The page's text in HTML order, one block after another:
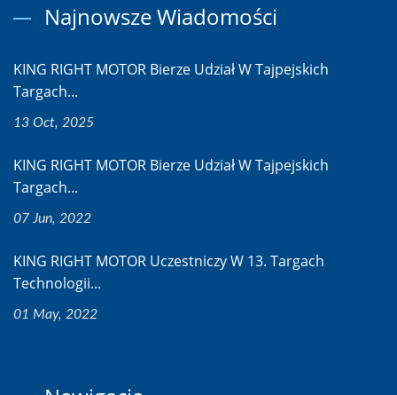
Najnowsze Wiadomości
KING RIGHT MOTOR Bierze Udział W Tajpejskich
Targach...
13 Oct, 2025
KING RIGHT MOTOR Bierze Udział W Tajpejskich
Targach...
07 Jun, 2022
KING RIGHT MOTOR Uczestniczy W 13. Targach
Technologii...
01 May, 2022